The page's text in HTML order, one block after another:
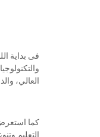
فى بداية
العالي،
كما
التعليم